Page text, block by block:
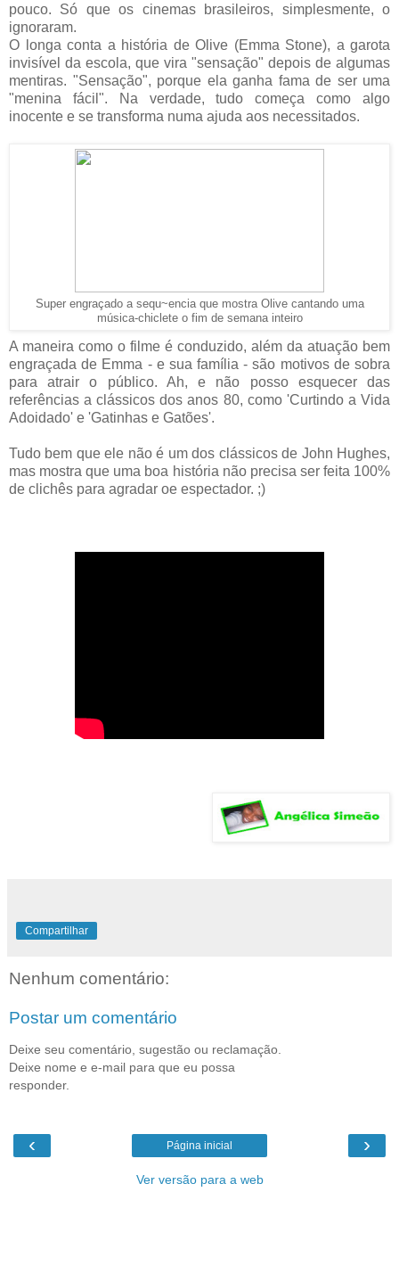
pouco. Só que os cinemas brasileiros, simplesmente, o
ignoraram.
O longa conta a história de Olive (Emma Stone), a garota
invisível da escola, que vira "sensação" depois de algumas
mentiras. "Sensação", porque ela ganha fama de ser uma
"menina fácil". Na verdade, tudo começa como algo
inocente e se transforma numa ajuda aos necessitados.
Super engraçado a sequ~encia que mostra Olive cantando uma
música-chiclete o fim de semana inteiro
A maneira como o filme é conduzido, além da atuação bem
engraçada de Emma - e sua família - são motivos de sobra
para atrair o público. Ah, e não posso esquecer das
referências a clássicos dos anos 80, como 'Curtindo a Vida
Adoidado' e 'Gatinhas e Gatões'.
Tudo bem que ele não é um dos clássicos de John Hughes,
mas mostra que uma boa história não precisa ser feita 100%
de clichês para agradar oe espectador. ;)
Compartilhar
Nenhum comentário:
Postar um comentário
Deixe seu comentário, sugestão ou reclamação.
Deixe nome e e-mail para que eu possa
responder.
‹ ›
Página inicial
Ver versão para a web